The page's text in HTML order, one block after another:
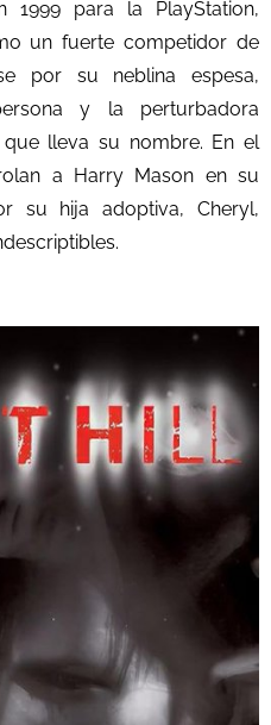
1999 para la PlayStation,
un fuerte competidor de
por su neblina espesa,
y la perturbadora
lleva su nombre. En el
a Harry Mason en su
su hija adoptiva, Cheryl,